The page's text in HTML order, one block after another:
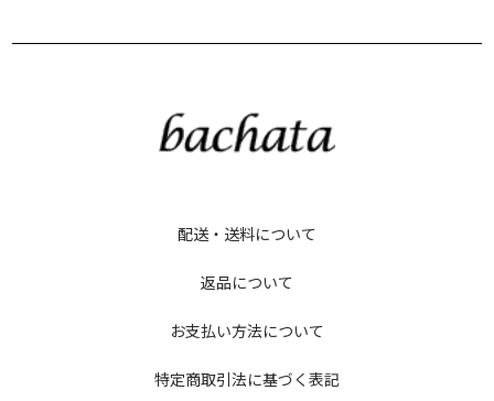
配送・送料について
返品について
お支払い方法について
特定商取引法に基づく表記